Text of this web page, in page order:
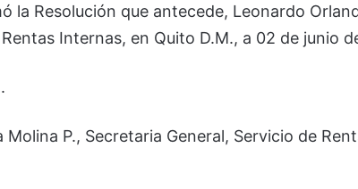
la Resolución que antecede, Leonardo
Internas, en Quito D.M., a 02 de junio
Molina P., Secretaria General, Servicio de